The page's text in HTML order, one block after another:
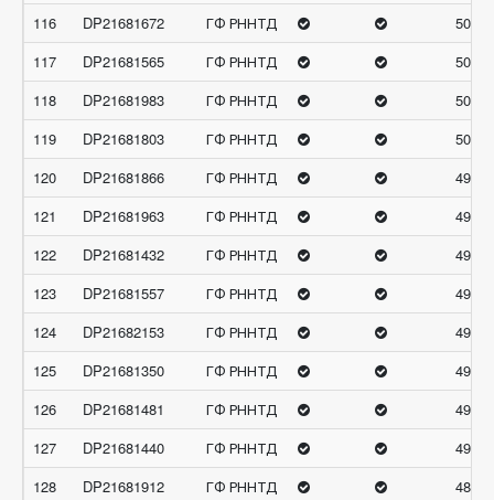
116
DP21681672 ГФ РННТД
50.19
117
DP21681565 ГФ РННТД
118
DP21681983 ГФ РННТД
119
DP21681803 ГФ РННТД
50.02
120
DP21681866 ГФ РННТД
121
DP21681963 ГФ РННТД
122
DP21681432 ГФ РННТД
49.52
123
DP21681557 ГФ РННТД
124
DP21682153 ГФ РННТД
125
DP21681350 ГФ РННТД
126
DP21681481 ГФ РННТД
49.06
127
DP21681440 ГФ РННТД
128
DP21681912 ГФ РННТД
48.99